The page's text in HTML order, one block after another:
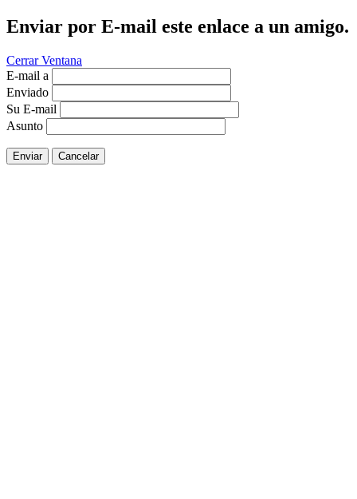
Enviar por E-mail este enlace a un amigo.
Cerrar Ventana
E-mail a
Enviado
Su E-mail
Asunto
Enviar Cancelar